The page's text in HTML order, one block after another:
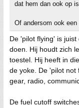
dat hem dan ook op
Of andersom ook
De 'pilot flying' is
doen. Hij houdt zich
toestel. Hij heeft in
de yoke. De 'pilot not
gear, radio,
De fuel cutoff